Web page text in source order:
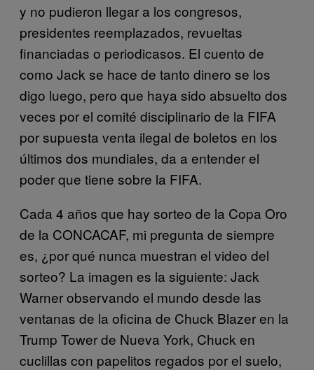
y no pudieron llegar a los congresos,
presidentes reemplazados, revueltas
financiadas o periodicasos. El cuento de
como Jack se hace de tanto dinero se los
digo luego, pero que haya sido absuelto dos
veces por el comité disciplinario de la FIFA
por supuesta venta ilegal de boletos en los
últimos dos mundiales, da a entender el
poder que tiene sobre la FIFA.
Cada 4 años que hay sorteo de la Copa Oro
de la CONCACAF, mi pregunta de siempre
es, ¿por qué nunca muestran el video del
sorteo? La imagen es la siguiente: Jack
Warner observando el mundo desde las
ventanas de la oficina de Chuck Blazer en la
Trump Tower de Nueva York, Chuck en
cuclillas con papelitos regados por el suelo,